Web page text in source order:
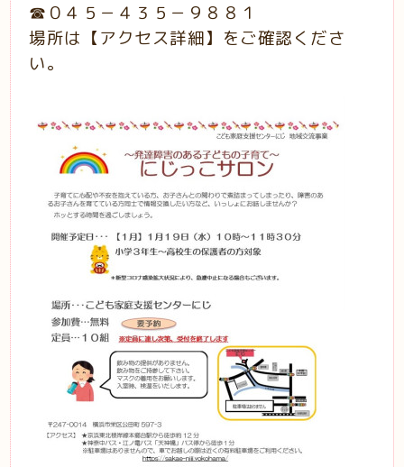
☎０４５－４３５－９８８１
場所は【アクセス詳細】をご確認くださ
い。